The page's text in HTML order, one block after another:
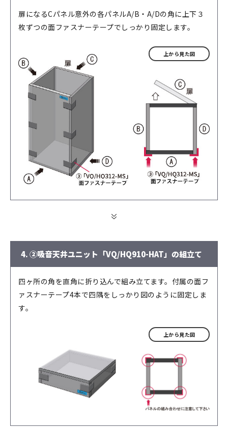
扉になるCパネル意外の各パネルA/B・A/Dの角に上下３
枚ずつの面ファスナーテープでしっかり固定します。
上から見た図
4. ②吸音天井ユニット「VQ/HQ910-HAT」の組立て
四ヶ所の角を直角に折り込んで組み立てます。付属の面フ
ァスナーテープ4本で四隅をしっかり図のように固定しま
す。
上から見た図